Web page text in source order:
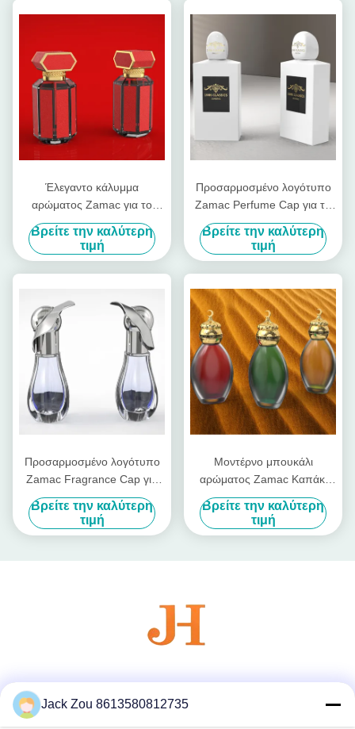
Έλεγαντο κάλυμμα
αρώματος Zamac για το
καπάκι μπουκαλιού OEM /
ODM Υπηρεσία διαθέσιμη
Βρείτε την καλύτερη
τιμή
Προσαρμοσμένο λογότυπο
Zamac Perfume Cap για το
καπάκι μπουκαλιού
Βρείτε την καλύτερη
τιμή
Προσαρμοσμένο λογότυπο
Zamac Fragrance Cap για
Προσαρμοσμένη συσκευασία
αρωμάτων
Βρείτε την καλύτερη
τιμή
Μοντέρνο μπουκάλι
αρώματος Zamac Καπάκι
αρώματος για τετράγωνο
μπουκάλι αρώματος με
εξατομικευμένη εμφάνιση
Βρείτε την καλύτερη
τιμή
Jack Zou 8613580812735